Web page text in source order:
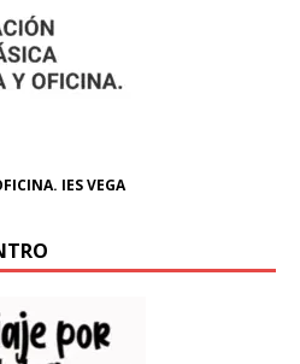
IES VEGA